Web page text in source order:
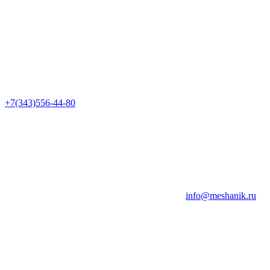
+7(343)556-44-80
info@meshanik.ru